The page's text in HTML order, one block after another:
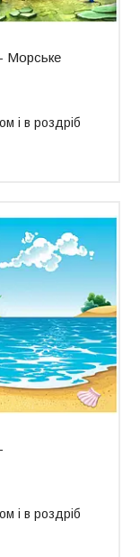
Морське
і в роздріб
і в роздріб